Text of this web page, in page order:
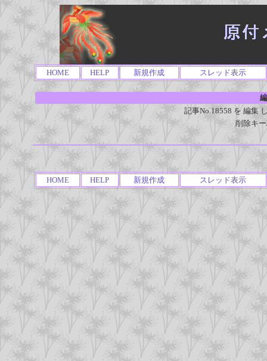
HOME HELP 新規作成 スレッド表示
記事No.18558 を 編集
削除キ
HOME HELP 新規作成 スレッド表示